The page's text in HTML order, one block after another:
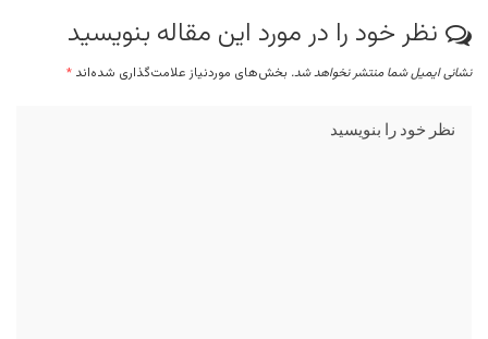
نظر خود را در مورد این مقاله بنویسید
نشانی ایمیل شما منتشر نخواهد شد. بخش‌های موردنیاز علامت‌گذاری شده‌اند *